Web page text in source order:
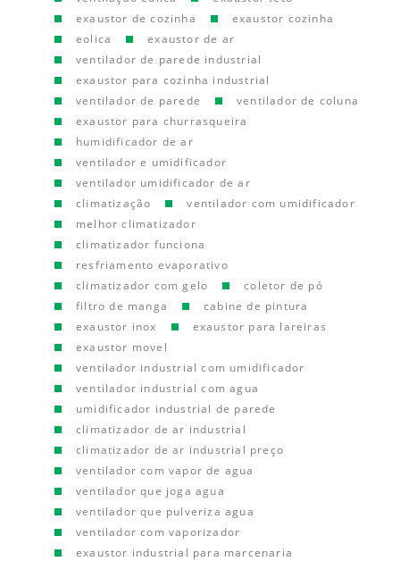
exaustor de cozinha
exaustor cozinha
eolica
exaustor de ar
ventilador de parede industrial
exaustor para cozinha industrial
ventilador de parede
ventilador de coluna
exaustor para churrasqueira
humidificador de ar
ventilador e umidificador
ventilador umidificador de ar
climatização
ventilador com umidificador
melhor climatizador
climatizador funciona
resfriamento evaporativo
climatizador com gelo
coletor de pó
filtro de manga
cabine de pintura
exaustor inox
exaustor para lareiras
exaustor movel
ventilador industrial com umidificador
ventilador industrial com agua
umidificador industrial de parede
climatizador de ar industrial
climatizador de ar industrial preço
ventilador com vapor de agua
ventilador que joga agua
ventilador que pulveriza agua
ventilador com vaporizador
exaustor industrial para marcenaria